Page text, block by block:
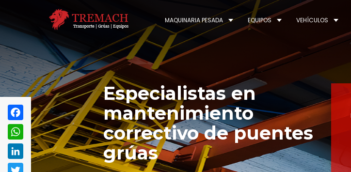
MAQUINARIA PESADA EQUIPOS VEHÍCULOS
Especialistas en
mantenimiento
correctivo de puentes
grúas
Facebook
WhatsApp
LinkedIn